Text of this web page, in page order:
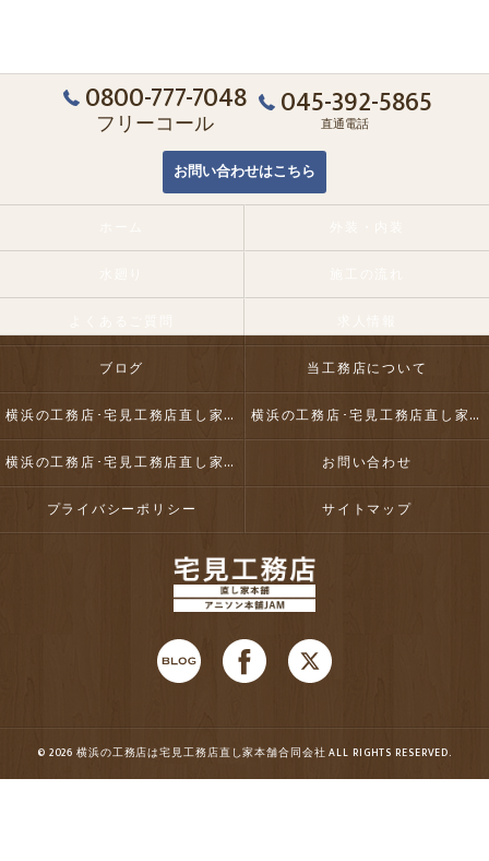
0800-777-7048
フリーコール 045-392-5865
直通電話
お問い合わせはこちら
ブログ 当工務店について
横浜の工務店･宅見工務店直し家本舗合同会社の口コミ情報 横浜の工務店･宅見工務店直し家本舗合同会社の評判
横浜の工務店･宅見工務店直し家本舗合同会社のお客様の声 お問い合わせ
プライバシーポリシー サイトマップ
© 2026 横浜の工務店は宅見工務店直し家本舗合同会社 ALL RIGHTS RESERVED.